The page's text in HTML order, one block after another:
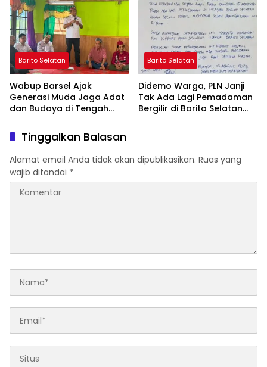
Bebas Kabut Asap
Barito Selatan
Wabup Barsel Ajak
Generasi Muda Jaga Adat
dan Budaya di Tengah
Barito Selatan
Didemo Warga, PLN Janji
Tak Ada Lagi Pemadaman
Bergilir di Barito Selatan
Tinggalkan Balasan
Alamat email Anda tidak akan dipublikasikan. Ruas yang
wajib ditandai *